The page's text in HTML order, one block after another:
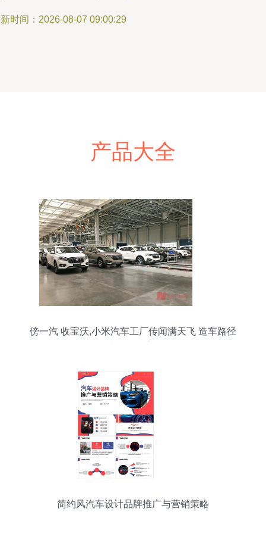
时间：2026-08-07 09:00:29
产品大全
傍一汽 收宝沃,小米汽车工厂传闻满天飞 造车路径
简约风汽车设计品牌推广与营销策略